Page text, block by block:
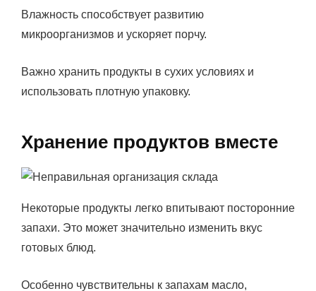
Влажность способствует развитию
микроорганизмов и ускоряет порчу.
Важно хранить продукты в сухих условиях и
использовать плотную упаковку.
Хранение продуктов вместе
Некоторые продукты легко впитывают посторонние
запахи. Это может значительно изменить вкус
готовых блюд.
Особенно чувствительны к запахам масло,